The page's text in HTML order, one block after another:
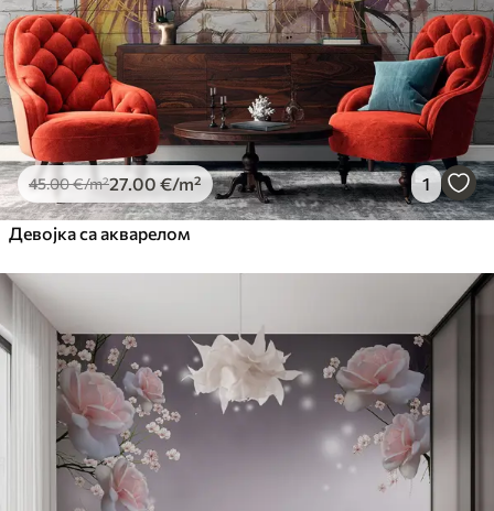
45.00€/m²27.00 €/m² 1
Девојка са акварелом